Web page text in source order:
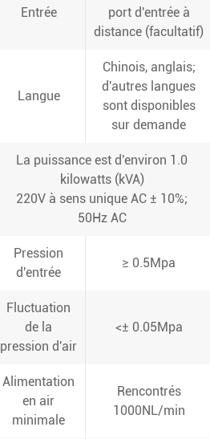
Entrée
port d'entrée à
distance (facultatif)
Langue
Chinois, anglais;
d'autres langues
sont disponibles
sur demande
La puissance est d'environ 1.0
kilowatts (kVA)
220V à sens unique AC ± 10%;
50Hz AC
Pression
d'entrée
≥ 0.5Mpa
Fluctuation
de la
pression d'air
<± 0.05Mpa
Alimentation
en air
minimale
Rencontrés
1000NL/min